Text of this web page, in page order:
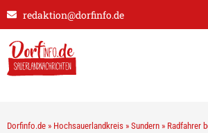
redaktion@dorfinfo.de
Dorfinfo.de » Hochsauerlandkreis » Sundern » Radfahrer